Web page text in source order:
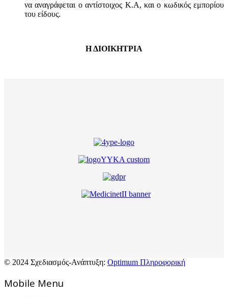
να αναγράφεται ο αντίστοιχος Κ.Α, και ο κωδικός εμπορίου
του είδους.
Η ΔΙΟΙΚΗΤΡΙΑ
© 2024 Σχεδιασμός-Ανάπτυξη: Optimum Πληροφορική
Mοbile Menu